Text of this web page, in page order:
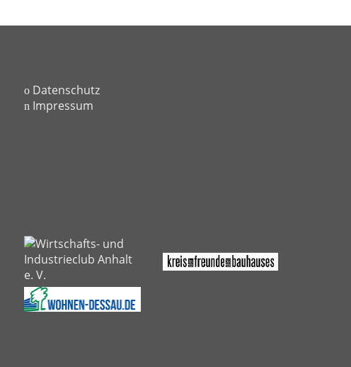
Datenschutz
Impressum